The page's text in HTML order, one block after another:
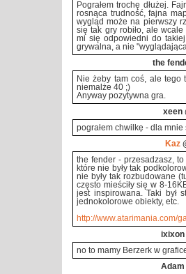
Pograłem trochę dłużej.
rosnąca trudność, fajna
wygląd może na pierwszy
się tak gry robiło, ale
mi się odpowiedni do
grywalna, a nie
the
Nie żeby tam coś, ale tego
niemalże 40 ;)
Anyway pozytywna gra.
xeen
pograłem chwilkę - dla mnie
Kaz
the fender - przesadzasz,
które nie były tak
nie były tak rozbudowane
często mieściły się w 8-
jest inspirowana. Taki był
jednokolorowe obiekty, etc.
http://www.atarimania.com/
ixixon
no to mamy Berzerk w
Adam